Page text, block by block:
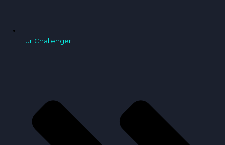
Für Challenger